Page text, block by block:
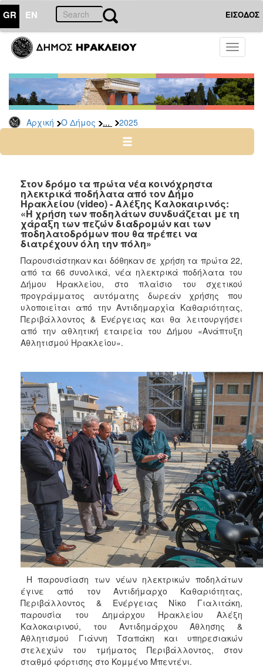
GR EN ΕΙΣΟΔΟΣ
Toggle
Αρχική Ο Δήμος ... 2025
ΔΗΜΟΣ
Δελτία
Τύπου
Αρχείο
2026
2024
2022
2021
2020
2019
2018
2017
2016
2015
2013
2011
2010
2006
ΤΟΠΟΣ
ΠΟΛΙΤΙΣΜΟΣ
ΑΝΘΕΚΤΙΚΗ
ΠΟΛΗ
Στον δρόμο τα πρώτα νέα κοινόχρηστα
ηλεκτρικά ποδήλατα από τον Δήμο
Ηρακλείου (video) - Αλέξης Καλοκαιρινός:
«Η χρήση των ποδηλάτων συνδυάζεται με τη
χάραξη των πεζών διαδρομών και των
ποδηλατοδρόμων που θα πρέπει να
διατρέχουν όλη την πόλη»
Παρουσιάστηκαν και δόθηκαν σε χρήση τα πρώτα 22,
από τα 66 συνολικά, νέα ηλεκτρικά ποδήλατα του
Δήμου Ηρακλείου, στο πλαίσιο του σχετικού
προγράμματος αυτόματης δωρεάν χρήσης που
υλοποιείται από την Αντιδημαρχία Καθαριότητας,
Περιβάλλοντος & Ενέργειας και θα λειτουργήσει
από την αθλητική εταιρεία του Δήμου «Ανάπτυξη
Αθλητισμού Ηρακλείου».
Η παρουσίαση των νέων ηλεκτρικών ποδηλάτων
έγινε από τον Αντιδήμαρχο Καθαριότητας,
Περιβάλλοντος & Ενέργειας Νίκο Γιαλιτάκη,
παρουσία του Δημάρχου Ηρακλείου Αλέξη
Καλοκαιρινού, του Αντιδημάρχου Άθλησης &
Αθλητισμού Γιάννη Τσαπάκη και υπηρεσιακών
στελεχών του τμήματος Περιβάλλοντος, στον
σταθμό φόρτισης στο Κομμένο Μπεντένι.